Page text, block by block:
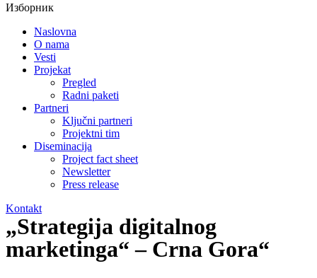
Изборник
Naslovna
O nama
Vesti
Projekat
Pregled
Radni paketi
Partneri
Ključni partneri
Projektni tim
Diseminacija
Project fact sheet
Newsletter
Press release
Kontakt
„Strategija digitalnog
marketinga“ – Crna Gora“